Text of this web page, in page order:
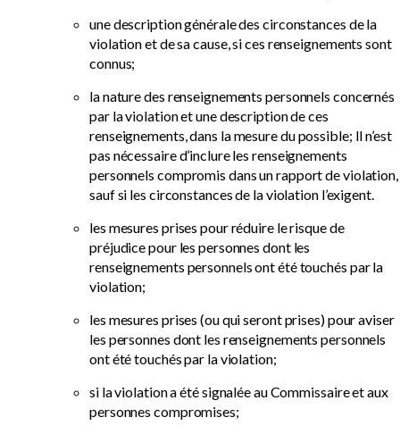
une description générale des circonstances de la
violation et de sa cause, si ces renseignements sont
connus;
la nature des renseignements personnels concernés
par la violation et une description de ces
renseignements, dans la mesure du possible; Il n’est
pas nécessaire d’inclure les renseignements
personnels compromis dans un rapport de violation,
sauf si les circonstances de la violation l’exigent.
les mesures prises pour réduire le risque de
préjudice pour les personnes dont les
renseignements personnels ont été touchés par la
violation;
les mesures prises (ou qui seront prises) pour aviser
les personnes dont les renseignements personnels
ont été touchés par la violation;
si la violation a été signalée au Commissaire et aux
personnes compromises;